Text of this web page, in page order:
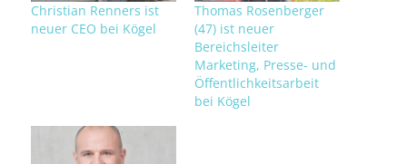
Christian Renners ist
neuer CEO bei Kögel
Thomas Rosenberger
(47) ist neuer
Bereichsleiter
Marketing, Presse- und
Öffentlichkeitsarbeit
bei Kögel